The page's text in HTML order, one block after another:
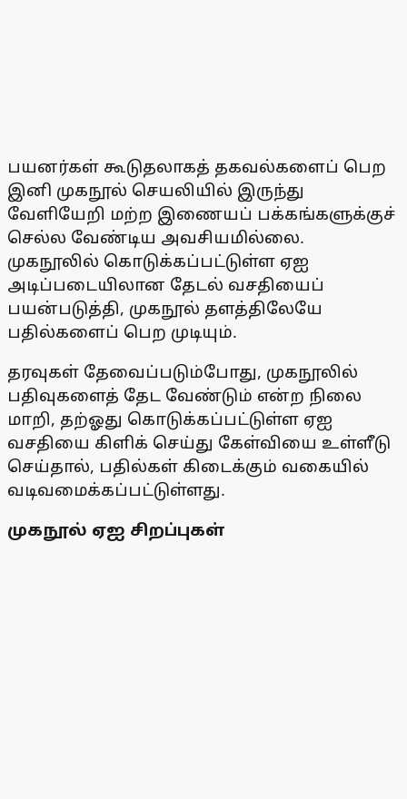
பயனர்கள் கூடுதலாகத் தகவல்களைப் பெற
இனி முகநூல் செயலியில் இருந்து
வேளியேறி மற்ற இணையப் பக்கங்களுக்குச்
செல்ல வேண்டிய அவசியமில்லை.
முகநூலில் கொடுக்கப்பட்டுள்ள ஏஐ
அடிப்படையிலான தேடல் வசதியைப்
பயன்படுத்தி, முகநூல் தளத்திலேயே
பதில்களைப் பெற முடியும்.
தரவுகள் தேவைப்படும்போது, முகநூலில்
பதிவுகளைத் தேட வேண்டும் என்ற நிலை
மாறி, தற்ஓது கொடுக்கப்பட்டுள்ள ஏஐ
வசதியை கிளிக் செய்து கேள்வியை உள்ளீடு
செய்தால், பதில்கள் கிடைக்கும் வகையில்
வடிவமைக்கப்பட்டுள்ளது.
முகநூல் ஏஐ சிறப்புகள்